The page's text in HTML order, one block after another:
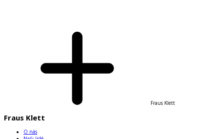
Fraus Klett
Fraus Klett
O nás